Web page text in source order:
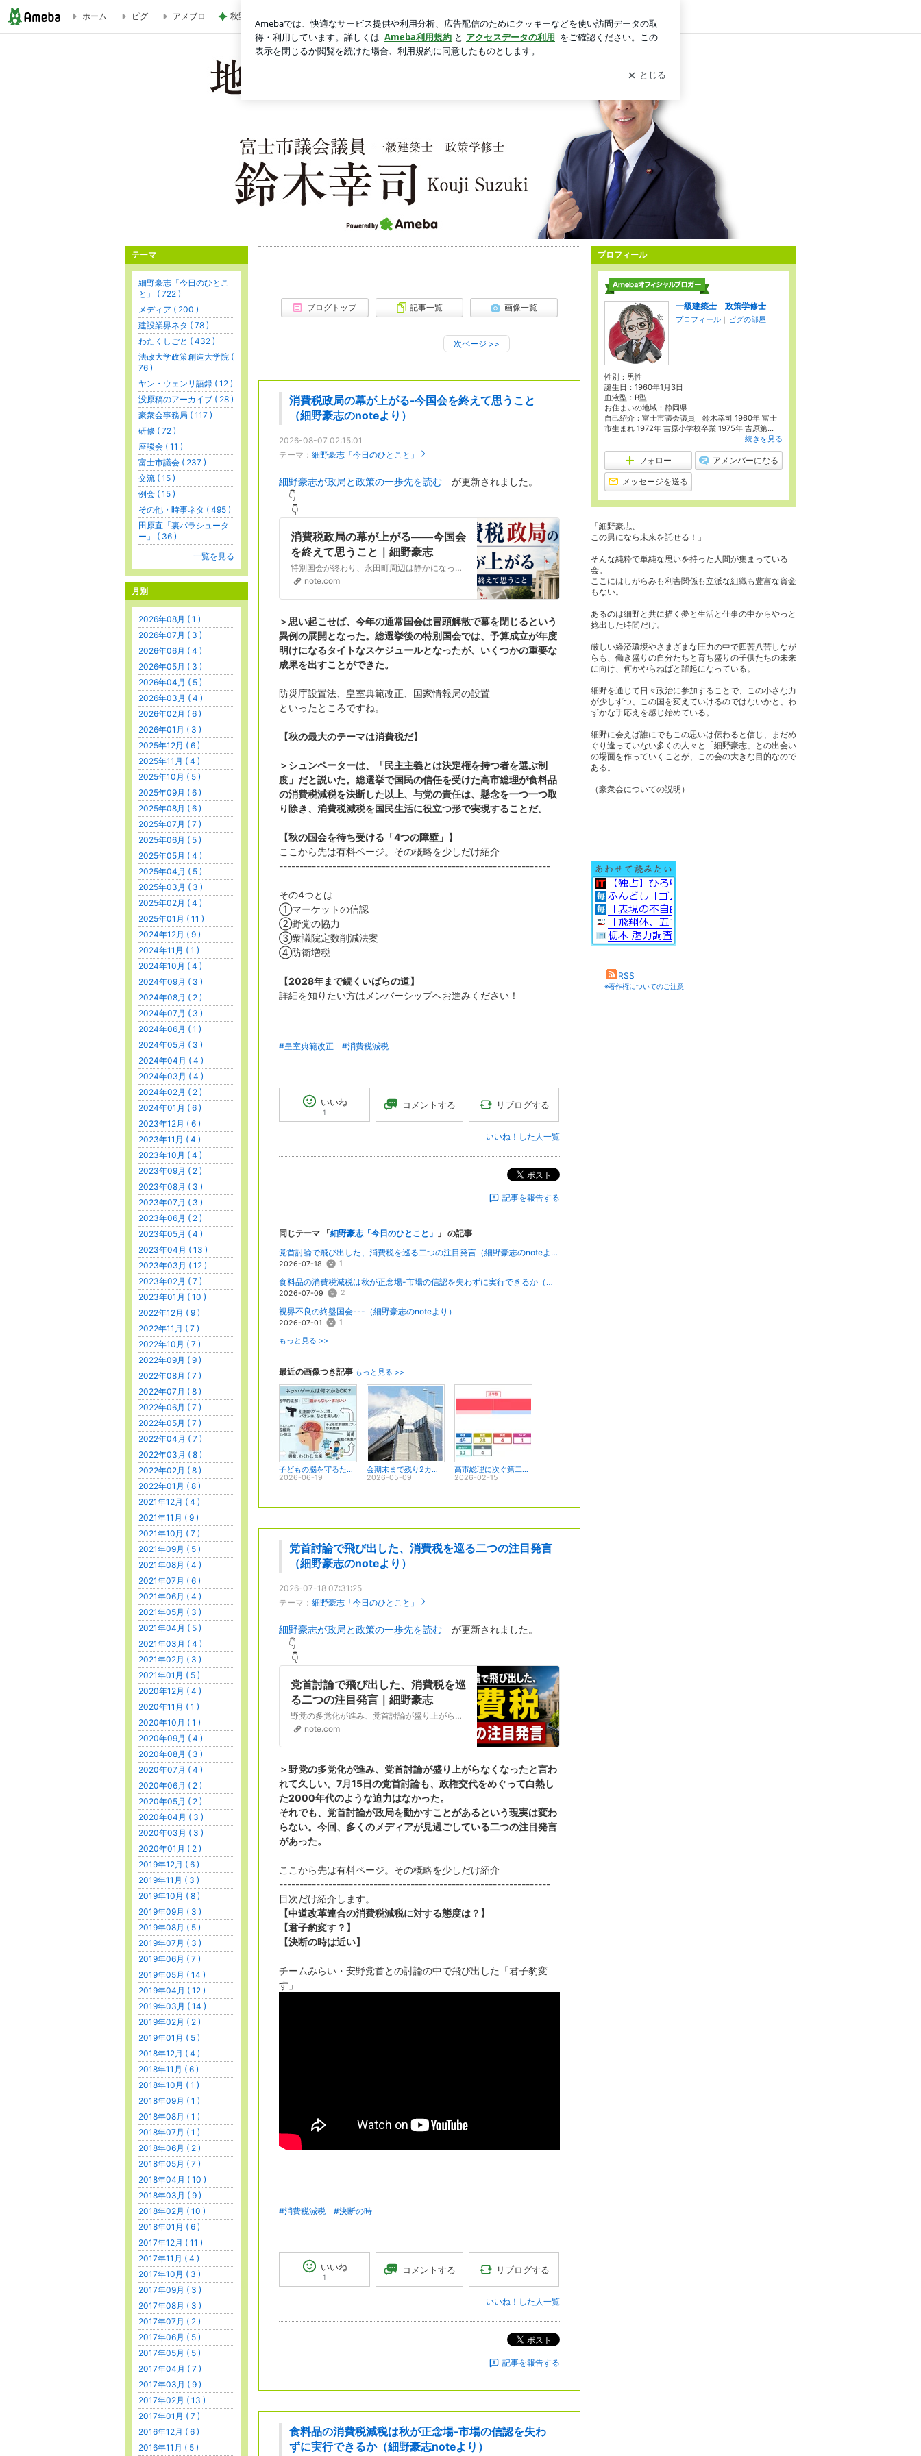
富士市議会議員 鈴木幸司オフィシャルブログ Powered by Ameba
ホーム ピグ アメブロ 秋野暢子 日曜日もたっぷり頂いた朝食 新規登録 ログイン
ブログトップ 記事一覧 画像一覧
次ページ >>
消費税政局の幕が上がる-今国会を終えて思うこと
（細野豪志のnoteより）
2026-08-07 02:15:01
テーマ： 細野豪志「今日のひとこと」
細野豪志が政局と政策の一歩先を読む が更新されました。
👇
👇
消費税政局の幕が上がる――今国会
を終えて思うこと｜細野豪志
特別国会が終わり、永田町周辺は静かになった。 思い起こせば、今年の通常国会は冒頭解散で幕を閉じるという異例の展開となった。総選挙後の特別国会では、予算成立が年度明けになるタイトなスケジュールとなったが、いくつかの重要な成果を出すことができた。 石破政権以来の懸案だった防災庁設置法は、野党の賛成も得て成立した。熊本地震では、多くの被災者が今なお厳しい環境に…
note.com
＞思い起こせば、今年の通常国会は冒頭解散で幕を閉じるという
異例の展開となった。総選挙後の特別国会では、予算成立が年度
明けになるタイトなスケジュールとなったが、いくつかの重要な
成果を出すことができた。
防災庁設置法、皇室典範改正、国家情報局の設置
といったところですね。
【秋の最大のテーマは消費税だ】
＞シュンペーターは、「民主主義とは決定権を持つ者を選ぶ制
度」だと説いた。総選挙で国民の信任を受けた高市総理が食料品
の消費税減税を決断した以上、与党の責任は、懸念を一つ一つ取
り除き、消費税減税を国民生活に役立つ形で実現することだ。
【秋の国会を待ち受ける「4つの障壁」】
ここから先は有料ページ。その概略を少しだけ紹介
------------------------------------------------------------------
その4つとは
①マーケットの信認
②野党の協力
③衆議院定数削減法案
④防衛増税
【2028年まで続くいばらの道】
詳細を知りたい方はメンバーシップへお進みください！
#皇室典範改正 #消費税減税
いいね
1
コメントする リブログする
いいね！した人一覧
ポスト
記事を報告する
同じテーマ 「細野豪志「今日のひとこと」
」 の記事
党首討論で飛び出した、消費税を巡る二つの注目発言（細野豪志のnoteより）
2026-07-18 1
食料品の消費税減税は秋が正念場-市場の信認を失わずに実行できるか（細野豪志noteより）
2026-07-09 2
視界不良の終盤国会---（細野豪志のnoteより）
2026-07-01 1
もっと見る >>
最近の画像つき記事 もっと見る >>
子どもの脳を守るために―ネット・ゲーム依存を家庭任せにしてはならない（細野豪志のnoteより）
2026-06-19
会期末まで残り2カ月 高市政権は三つの試練に答えを出せるのか（細野豪志のnoteより）
2026-05-09
高市総理に次ぐ第二位の16.8万票をいただきました（細野豪志のnoteより）
2026-02-15
党首討論で飛び出した、消費税を巡る二つの注目発言
（細野豪志のnoteより）
2026-07-18 07:31:25
テーマ： 細野豪志「今日のひとこと」
細野豪志が政局と政策の一歩先を読む が更新されました。
👇
👇
党首討論で飛び出した、消費税を巡
る二つの注目発言｜細野豪志
野党の多党化が進み、党首討論が盛り上がらなくなったと言われて久しい。7月15日の党首討論も、政権交代をめぐって白熱した2000年代のような迫力はなかった。 それでも、党首討論が政局を動かすことがあるという現実は変わらない。今回、多くのメディアが見過ごしている二つの注目発言があった。 ここから先は、政局の機微に関わる部分になりますので、メンバーシップ限定…
note.com
＞野党の多党化が進み、党首討論が盛り上がらなくなったと言わ
れて久しい。7月15日の党首討論も、政権交代をめぐって白熱し
た2000年代のような迫力はなかった。
それでも、党首討論が政局を動かすことがあるという現実は変わ
らない。今回、多くのメディアが見過ごしている二つの注目発言
があった。
ここから先は有料ページ。その概略を少しだけ紹介
------------------------------------------------------------------
目次だけ紹介します。
【中道改革連合の消費税減税に対する態度は？】
【君子豹変す？】
【決断の時は近い】
チームみらい・安野党首との討論の中で飛び出した「君子豹変
す」
#消費税減税 #決断の時
いいね
1
コメントする リブログする
いいね！した人一覧
ポスト
記事を報告する
食料品の消費税減税は秋が正念場-市場の信認を失わ
ずに実行できるか（細野豪志noteより）
プロフィール
一級建築士 政策学修士
プロフィール ｜ ピグの部屋
性別： 男性
誕生日： 1960年1月3日
血液型： B型
お住まいの地域： 静岡県
自己紹介：富士市議会議員 鈴木幸司 1960年 富士
市生まれ 1972年 吉原小学校卒業 1975年 吉原第...
続きを見る
フォロー アメンバーになる
メッセージを送る
「細野豪志、
この男になら未来を託せる！」
そんな純粋で単純な思いを持った人間が集まっている
会。
ここにはしがらみも利害関係も立派な組織も豊富な資金
もない。
あるのは細野と共に描く夢と生活と仕事の中からやっと
捻出した時間だけ。
厳しい経済環境やさまざまな圧力の中で四苦八苦しなが
らも、働き盛りの自分たちと育ち盛りの子供たちの未来
に向け、何かやらねばと躍起になっている。
細野を通じて日々政治に参加することで、この小さな力
が少しずつ、この国を変えていけるのではないかと、わ
ずかな手応えを感じ始めている。
細野に会えば誰にでもこの思いは伝わると信じ、まだめ
ぐり逢っていない多くの人々と「細野豪志」との出会い
の場面を作っていくことが、この会の大きな目的なので
ある。
（豪衆会についての説明）
RSS
※著作権についてのご注意
テーマ
細野豪志「今日のひとこ
と」 ( 722 )
メディア ( 200 )
建設業界ネタ ( 78 )
わたくしごと ( 432 )
法政大学政策創造大学院 (
76 )
ヤン・ウェンリ語録 ( 12 )
没原稿のアーカイブ ( 28 )
豪衆会事務局 ( 117 )
研修 ( 72 )
座談会 ( 11 )
富士市議会 ( 237 )
交流 ( 15 )
例会 ( 15 )
その他・時事ネタ ( 495 )
田原直「裏パラシュータ
ー」 ( 36 )
一覧を見る
月別
2026年08月 ( 1 )
2026年07月 ( 3 )
2026年06月 ( 4 )
2026年05月 ( 3 )
2026年04月 ( 5 )
2026年03月 ( 4 )
2026年02月 ( 6 )
2026年01月 ( 3 )
2025年12月 ( 6 )
2025年11月 ( 4 )
2025年10月 ( 5 )
2025年09月 ( 6 )
2025年08月 ( 6 )
2025年07月 ( 7 )
2025年06月 ( 5 )
2025年05月 ( 4 )
2025年04月 ( 5 )
2025年03月 ( 3 )
2025年02月 ( 4 )
2025年01月 ( 11 )
2024年12月 ( 9 )
2024年11月 ( 1 )
2024年10月 ( 4 )
2024年09月 ( 3 )
2024年08月 ( 2 )
2024年07月 ( 3 )
2024年06月 ( 1 )
2024年05月 ( 3 )
2024年04月 ( 4 )
2024年03月 ( 4 )
2024年02月 ( 2 )
2024年01月 ( 6 )
2023年12月 ( 6 )
2023年11月 ( 4 )
2023年10月 ( 4 )
2023年09月 ( 2 )
2023年08月 ( 3 )
2023年07月 ( 3 )
2023年06月 ( 2 )
2023年05月 ( 4 )
2023年04月 ( 13 )
2023年03月 ( 12 )
2023年02月 ( 7 )
2023年01月 ( 10 )
2022年12月 ( 9 )
2022年11月 ( 7 )
2022年10月 ( 7 )
2022年09月 ( 9 )
2022年08月 ( 7 )
2022年07月 ( 8 )
2022年06月 ( 7 )
2022年05月 ( 7 )
2022年04月 ( 7 )
2022年03月 ( 8 )
2022年02月 ( 8 )
2022年01月 ( 8 )
2021年12月 ( 4 )
2021年11月 ( 9 )
2021年10月 ( 7 )
2021年09月 ( 5 )
2021年08月 ( 4 )
2021年07月 ( 6 )
2021年06月 ( 4 )
2021年05月 ( 3 )
2021年04月 ( 5 )
2021年03月 ( 4 )
2021年02月 ( 3 )
2021年01月 ( 5 )
2020年12月 ( 4 )
2020年11月 ( 1 )
2020年10月 ( 1 )
2020年09月 ( 4 )
2020年08月 ( 3 )
2020年07月 ( 4 )
2020年06月 ( 2 )
2020年05月 ( 2 )
2020年04月 ( 3 )
2020年03月 ( 3 )
2020年01月 ( 2 )
2019年12月 ( 6 )
2019年11月 ( 3 )
2019年10月 ( 8 )
2019年09月 ( 3 )
2019年08月 ( 5 )
2019年07月 ( 3 )
2019年06月 ( 7 )
2019年05月 ( 14 )
2019年04月 ( 12 )
2019年03月 ( 14 )
2019年02月 ( 2 )
2019年01月 ( 5 )
2018年12月 ( 4 )
2018年11月 ( 6 )
2018年10月 ( 1 )
2018年09月 ( 1 )
2018年08月 ( 1 )
2018年07月 ( 1 )
2018年06月 ( 2 )
2018年05月 ( 7 )
2018年04月 ( 10 )
2018年03月 ( 9 )
2018年02月 ( 10 )
2018年01月 ( 6 )
2017年12月 ( 11 )
2017年11月 ( 4 )
2017年10月 ( 3 )
2017年09月 ( 3 )
2017年08月 ( 3 )
2017年07月 ( 2 )
2017年06月 ( 5 )
2017年05月 ( 5 )
2017年04月 ( 7 )
2017年03月 ( 9 )
2017年02月 ( 13 )
2017年01月 ( 7 )
2016年12月 ( 6 )
2016年11月 ( 5 )